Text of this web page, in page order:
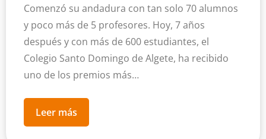
Comenzó su andadura con tan solo 70 alumnos
y poco más de 5 profesores. Hoy, 7 años
después y con más de 600 estudiantes, el
Colegio Santo Domingo de Algete, ha recibido
uno de los premios más…
Leer más